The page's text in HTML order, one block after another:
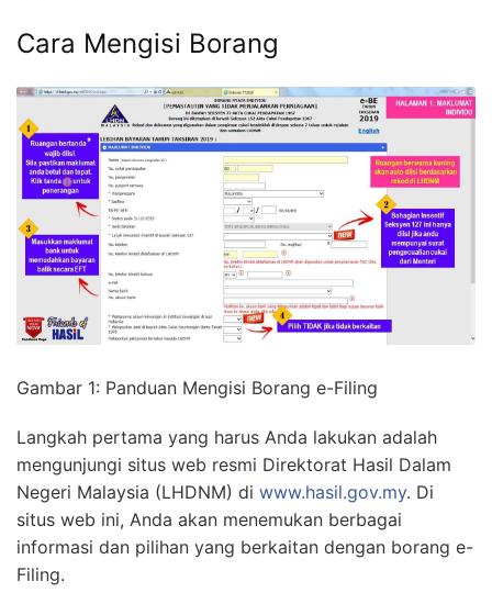
Cara Mengisi Borang
Gambar 1: Panduan Mengisi Borang e-Filing
Langkah pertama yang harus Anda lakukan adalah
mengunjungi situs web resmi Direktorat Hasil Dalam
Negeri Malaysia (LHDNM) di www.hasil.gov.my. Di
situs web ini, Anda akan menemukan berbagai
informasi dan pilihan yang berkaitan dengan borang e-
Filing.